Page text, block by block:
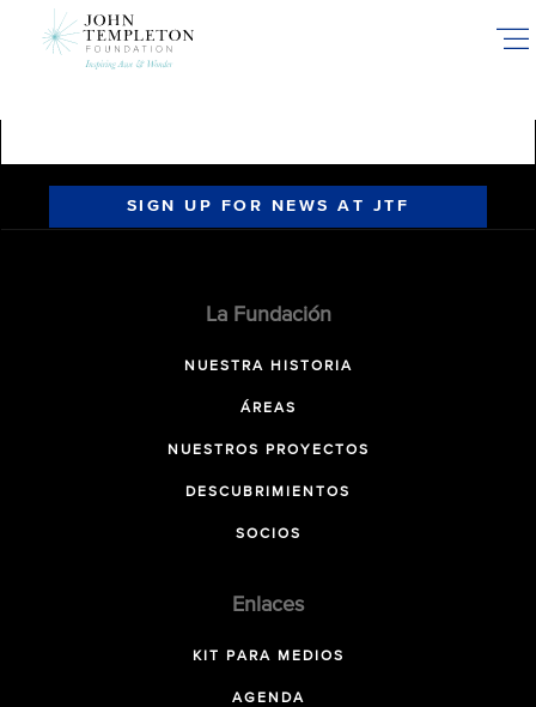
SIGN UP FOR NEWS AT JTF
La Fundación
NUESTRA HISTORIA
ÁREAS
NUESTROS PROYECTOS
DESCUBRIMIENTOS
SOCIOS
Enlaces
KIT PARA MEDIOS
AGENDA